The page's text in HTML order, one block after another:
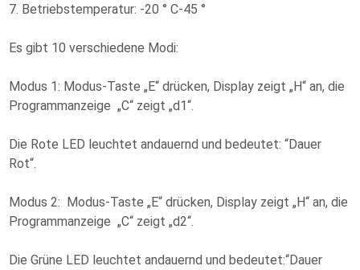
7. Betriebstemperatur: -20 ° C-45 °
Es gibt 10 verschiedene Modi:
Modus 1: Modus-Taste „E“ drücken, Display zeigt „H“ an, die
Programmanzeige „C“ zeigt „d1“.
Die Rote LED leuchtet andauernd und bedeutet: “Dauer
Rot“.
Modus 2: Modus-Taste „E“ drücken, Display zeigt „H“ an, die
Programmanzeige „C“ zeigt „d2“.
Die Grüne LED leuchtet andauernd und bedeutet:“Dauer